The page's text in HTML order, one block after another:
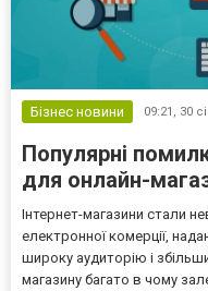
Бізнес новини 09:21, 30
Популярні
для онлайн-
Інтернет-магазини стали
електронної комерції,
широку аудиторію і
магазину багато в чому